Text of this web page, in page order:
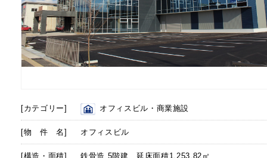
[カテゴリー] オフィスビル・商業施設
[物 件 名] オフィスビル
[構造・面積] 鉄骨造 5階建 延床面積1,253.82㎡